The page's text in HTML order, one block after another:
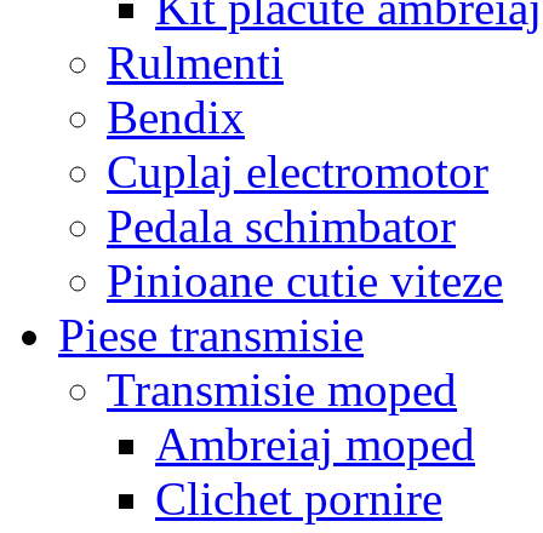
Rulmenti
Bendix
Cuplaj electromotor
Pedala schimbator
Pinioane cutie viteze
Piese transmisie
Transmisie moped
Ambreiaj moped
Clichet pornire